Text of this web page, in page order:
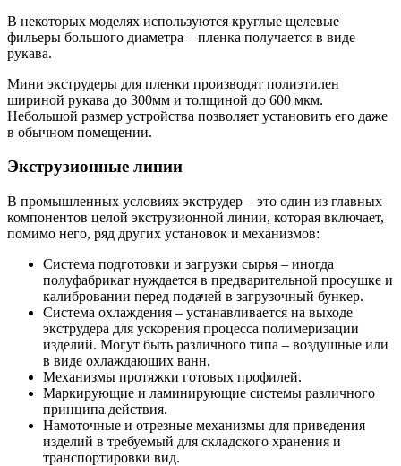
В некоторых моделях используются круглые щелевые
фильеры большого диаметра – пленка получается в виде
рукава.
Мини экструдеры для пленки производят полиэтилен
шириной рукава до 300мм и толщиной до 600 мкм.
Небольшой размер устройства позволяет установить его даже
в обычном помещении.
Экструзионные линии
В промышленных условиях экструдер – это один из главных
компонентов целой экструзионной линии, которая включает,
помимо него, ряд других установок и механизмов:
Система подготовки и загрузки сырья – иногда
полуфабрикат нуждается в предварительной просушке и
калибровании перед подачей в загрузочный бункер.
Система охлаждения – устанавливается на выходе
экструдера для ускорения процесса полимеризации
изделий. Могут быть различного типа – воздушные или
в виде охлаждающих ванн.
Механизмы протяжки готовых профилей.
Маркирующие и ламинирующие системы различного
принципа действия.
Намоточные и отрезные механизмы для приведения
изделий в требуемый для складского хранения и
транспортировки вид.